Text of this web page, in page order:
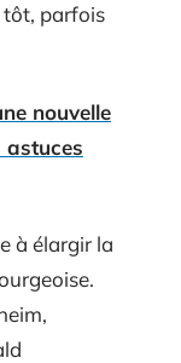
parfois
nouvelle
astuces
à élargir la